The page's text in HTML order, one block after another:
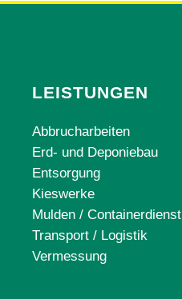
LEISTUNGEN
Abbrucharbeiten
Erd- und Deponiebau
Entsorgung
Kieswerke
Mulden / Containerdienst
Transport / Logistik
Vermessung